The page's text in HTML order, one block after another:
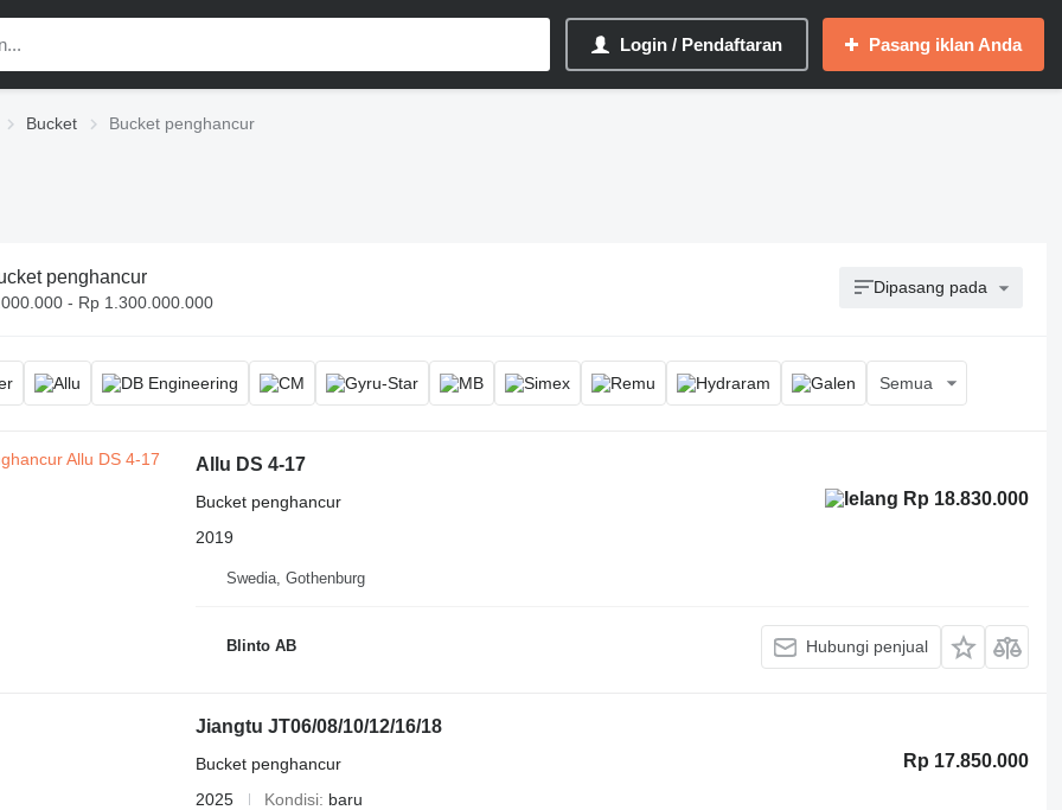
Login / Pendaftaran Pasang iklan Anda
Bucket Bucket penghancur
penghancur
- Rp 1.300.000.000
Dipasang pada
Semua
Allu DS 4-17
Rp 18.830.000
Bucket penghancur
2019
Swedia, Gothenburg
Blinto AB Hubungi penjual
Jiangtu JT06/08/10/12/16/18
Rp 17.850.000
Bucket penghancur
2025
Kondisi baru